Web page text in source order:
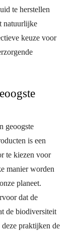
te herstellen
natuurlijke
keuze voor
geoogste
is een
te kiezen voor
manier worden
planeet.
dat de
de biodiversiteit
praktijken de